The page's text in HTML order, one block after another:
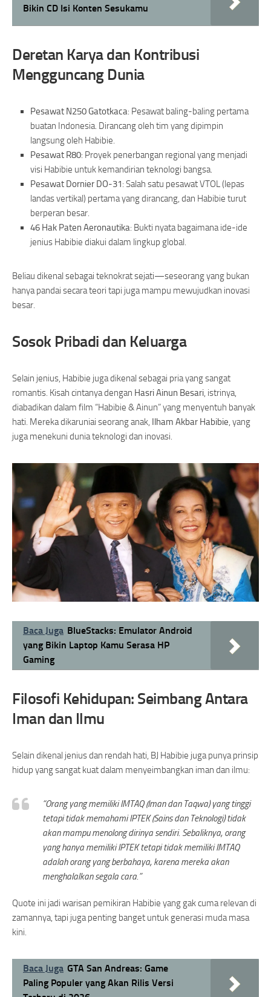
Bikin CD Isi Konten Sesukamu
Deretan Karya dan Kontribusi
Mengguncang Dunia
Pesawat N250 Gatotkaca: Pesawat baling-baling pertama
buatan Indonesia. Dirancang oleh tim yang dipimpin
langsung oleh Habibie.
Pesawat R80: Proyek penerbangan regional yang menjadi
visi Habibie untuk kemandirian teknologi bangsa.
Pesawat Dornier DO-31: Salah satu pesawat VTOL (lepas
landas vertikal) pertama yang dirancang, dan Habibie turut
berperan besar.
46 Hak Paten Aeronautika: Bukti nyata bagaimana ide-ide
jenius Habibie diakui dalam lingkup global.
Beliau dikenal sebagai teknokrat sejati—seseorang yang bukan
hanya pandai secara teori tapi juga mampu mewujudkan inovasi
besar.
Sosok Pribadi dan Keluarga
Selain jenius, Habibie juga dikenal sebagai pria yang sangat
romantis. Kisah cintanya dengan Hasri Ainun Besari, istrinya,
diabadikan dalam film “Habibie & Ainun” yang menyentuh banyak
hati. Mereka dikaruniai seorang anak, Ilham Akbar Habibie, yang
juga menekuni dunia teknologi dan inovasi.
Baca Juga BlueStacks: Emulator Android
yang Bikin Laptop Kamu Serasa HP
Gaming
Filosofi Kehidupan: Seimbang Antara
Iman dan Ilmu
Selain dikenal jenius dan rendah hati, BJ Habibie juga punya prinsip
hidup yang sangat kuat dalam menyeimbangkan iman dan ilmu:
“Orang yang memiliki IMTAQ (Iman dan Taqwa) yang tinggi
tetapi tidak memahami IPTEK (Sains dan Teknologi) tidak
akan mampu menolong dirinya sendiri. Sebaliknya, orang
yang hanya memiliki IPTEK tetapi tidak memiliki IMTAQ
adalah orang yang berbahaya, karena mereka akan
menghalalkan segala cara.”
Quote ini jadi warisan pemikiran Habibie yang gak cuma relevan di
zamannya, tapi juga penting banget untuk generasi muda masa
kini.
Baca Juga GTA San Andreas: Game
Paling Populer yang Akan Rilis Versi